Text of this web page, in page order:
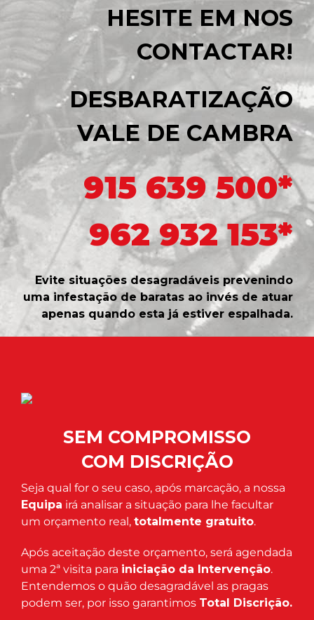
HESITE EM NOS
CONTACTAR!
DESBARATIZAÇÃO
VALE DE CAMBRA
915 639 500*
962 932 153*
Evite situações desagradáveis prevenindo
uma infestação de baratas ao invés de atuar
apenas quando esta já estiver espalhada.
SEM COMPROMISSO
COM DISCRIÇÃO
Seja qual for o seu caso, após marcação, a nossa
Equipa irá analisar a situação para lhe facultar
um orçamento real, totalmente gratuito.
Após aceitação deste orçamento, será agendada
uma 2ª visita para iniciação da Intervenção.
Entendemos o quão desagradável as pragas
podem ser, por isso garantimos Total Discrição.